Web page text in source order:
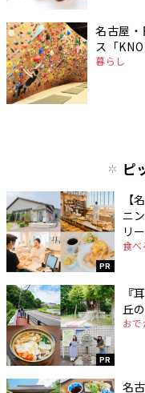
名古屋
ス「
暮らし
ピ
PR
【
ニ
リ
食べ
PR
『
丘
おで
名